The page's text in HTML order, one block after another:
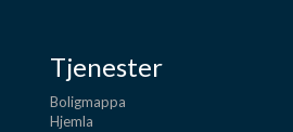
Tjenester
Boligmappa
Hjemla